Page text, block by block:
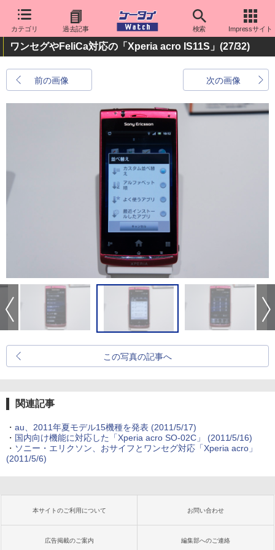
カテゴリ 過去記事 検索 Impressサイト
ワンセグやFeliCa対応の「Xperia acro IS11S」 (27/32)
前の画像 次の画像
この写真の記事へ
関連記事
・ au、2011年夏モデル15機種を発表 (2011/5/17)
・ 国内向け機能に対応した「Xperia acro SO-02C」
(2011/5/16)
・ ソニー・エリクソン、おサイフとワンセグ対応「Xperia acro」
(2011/5/6)
本サイトのご利用について お問い合わせ
広告掲載のご案内 編集部へのご連絡